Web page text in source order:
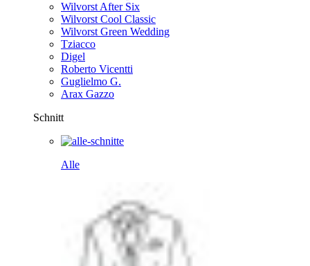
Wilvorst After Six
Wilvorst Cool Classic
Wilvorst Green Wedding
Tziacco
Digel
Roberto Vicentti
Guglielmo G.
Arax Gazzo
Schnitt
Alle